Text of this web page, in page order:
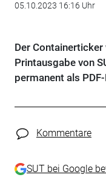
05.10.2023 16:16 Uhr
Der
Printausgabe von
permanent als
Kommentare
SUT bei Google